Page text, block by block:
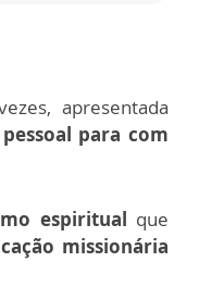
apresentada
para com
espiritual que
missionária